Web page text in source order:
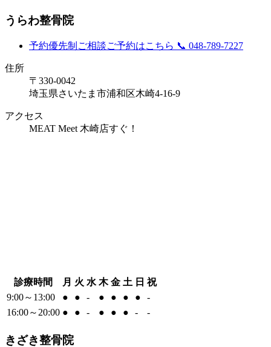
うらわ整骨院
予約優先制 ご相談ご予約はこちら 📞 048-789-7227
住所
〒330-0042
埼玉県さいたま市浦和区木崎4-16-9
アクセス
MEAT Meet 木崎店すぐ！
診療時間 月 火 水 木 金 土 日 祝
9:00～13:00
● ● - ● ● ● ●
-
16:00～20:00 ● ● - ● ● ● - -
きざき整骨院